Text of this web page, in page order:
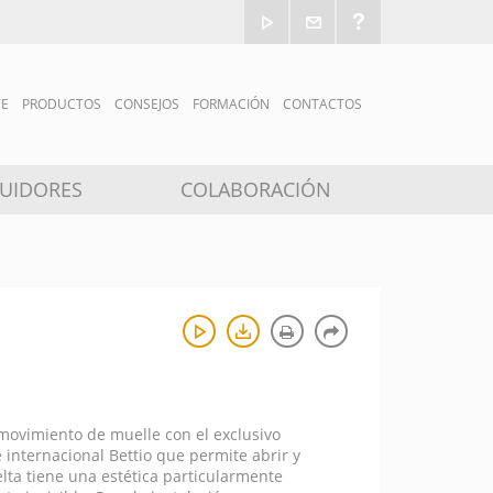
PRODUCTOS CONSEJOS FORMACIÓN CONTACTOS
COLABORACIÓN
de muelle con el exclusivo
internacional Bettio que permite abrir y
tiene una estética particularmente